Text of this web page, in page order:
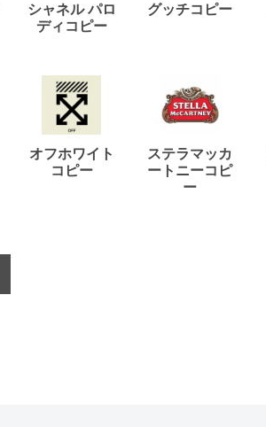
シャネル パロ
ディコピー
グッチコピー
オフホワイト
コピー
ステラマッカ
ートニーコピ
ー